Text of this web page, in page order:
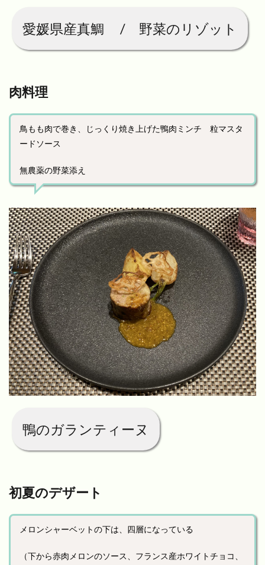
愛媛県産真鯛 / 野菜のリゾット
肉料理
鳥もも肉で巻き、じっくり焼き上げた鴨肉ミンチ 粒マスタ
ードソース
無農薬の野菜添え
鴨のガランティーヌ
初夏のデザート
メロンシャーベットの下は、四層になっている
（下から赤肉メロンのソース、フランス産ホワイトチョコ、